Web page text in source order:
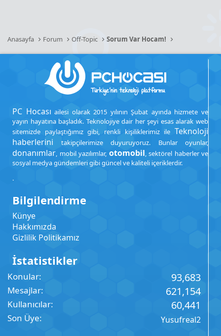
Anasayfa Forum Off-Topic Sorum Var Hocam!
PC Hocası ailesi olarak 2015 yılının Şubat ayında hizmete ve
yayın hayatına başladık. Teknolojiye dair her şeyi esas alarak web
sitemizde paylaştığımız gibi, renkli kişiliklerimiz ile Teknoloji
haberlerini takipçilerimize duyuruyoruz. Bunlar oyunlar,
donanımlar, mobil yazılımlar, otomobil, sektörel haberler ve
sosyal medya gündemleri gibi güncel ve kaliteli içeriklerdir.
.
Bilgilendirme
Künye
Hakkımızda
Gizlilik Politikamız
İstatistikler
Konular 93,683
Mesajlar 621,154
Kullanıcılar 60,441
Son Üye Yusufreal2